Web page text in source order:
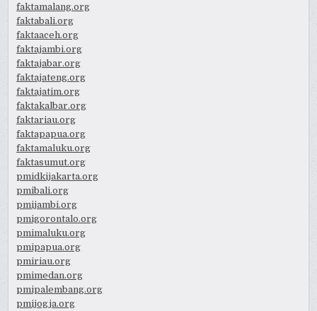
faktamalang.org
faktabali.org
faktaaceh.org
faktajambi.org
faktajabar.org
faktajateng.org
faktajatim.org
faktakalbar.org
faktariau.org
faktapapua.org
faktamaluku.org
faktasumut.org
pmidkijakarta.org
pmibali.org
pmijambi.org
pmigorontalo.org
pmimaluku.org
pmipapua.org
pmiriau.org
pmimedan.org
pmipalembang.org
pmijogja.org